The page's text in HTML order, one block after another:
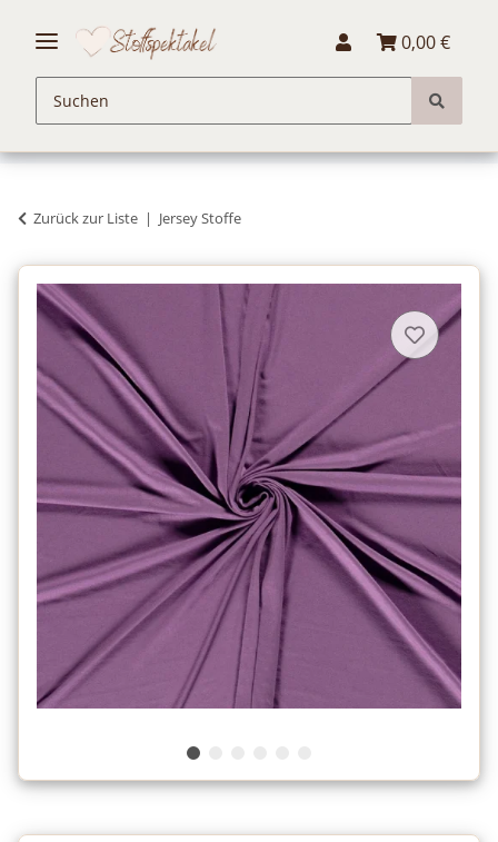
0,00 €
Zurück zur Liste Jersey Stoffe